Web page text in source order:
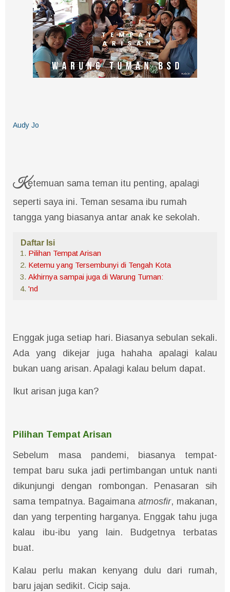
Audy Jo
Ketemuan sama teman itu penting, apalagi
seperti saya ini. Teman sesama ibu rumah
tangga yang biasanya antar anak ke sekolah.
Daftar Isi
Pilihan Tempat Arisan
Ketemu yang Tersembunyi di Tengah Kota
Akhirnya sampai juga di Warung Tuman:
'nd
Enggak juga setiap hari. Biasanya sebulan sekali.
Ada yang dikejar juga hahaha apalagi kalau
bukan uang arisan. Apalagi kalau belum dapat.
Ikut arisan juga kan?
Pilihan Tempat Arisan
Sebelum masa pandemi, biasanya tempat-
tempat baru suka jadi pertimbangan untuk nanti
dikunjungi dengan rombongan. Penasaran sih
sama tempatnya. Bagaimana atmosfir, makanan,
dan yang terpenting harganya. Enggak tahu juga
kalau ibu-ibu yang lain. Budgetnya terbatas
buat.
Kalau perlu makan kenyang dulu dari rumah,
baru jajan sedikit. Cicip saja.